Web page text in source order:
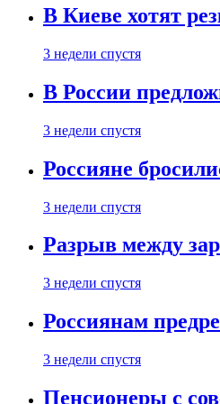
В Киеве хотят
3 недели спустя
В России
3 недели спустя
Россияне
3 недели спустя
Разрыв между
3 недели спустя
Россиянам
3 недели спустя
Пенсионеры с